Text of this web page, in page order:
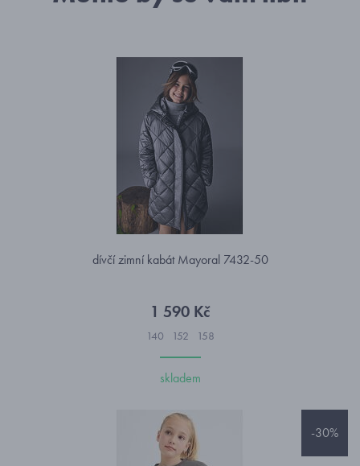
dívčí zimní kabát Mayoral 7432-50
1 590 Kč
140 152 158
skladem
-30%